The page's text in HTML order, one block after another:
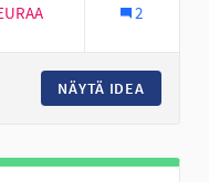
2
NÄYTÄ IDEA